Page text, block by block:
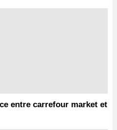
entre carrefour market et